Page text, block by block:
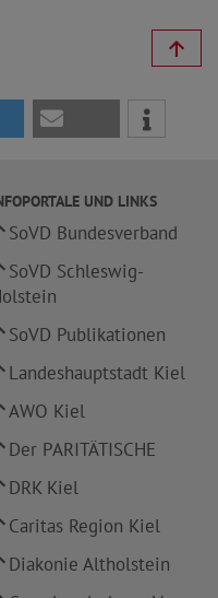
UND LINKS
SoVD Bundesverband
SoVD Schleswig-
SoVD Publikationen
Landeshauptstadt Kiel
AWO Kiel
Der PARITÄTISCHE
DRK Kiel
Caritas Region Kiel
Diakonie Altholstein